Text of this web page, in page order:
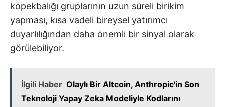
köpekbalığı gruplarının uzun süreli birikim
yapması, kısa vadeli bireysel yatırımcı
duyarlılığından daha önemli bir sinyal olarak
görülebiliyor.
İlgili Haber Olaylı Bir Altcoin, Anthropic'in Son
Teknoloji Yapay Zeka Modeliyle Kodlarını